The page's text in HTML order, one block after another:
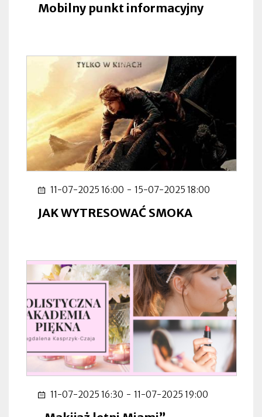
Mobilny punkt informacyjny
11-07-2025 16:00 - 15-07-2025 18:00
JAK WYTRESOWAĆ SMOKA
11-07-2025 16:30 - 11-07-2025 19:00